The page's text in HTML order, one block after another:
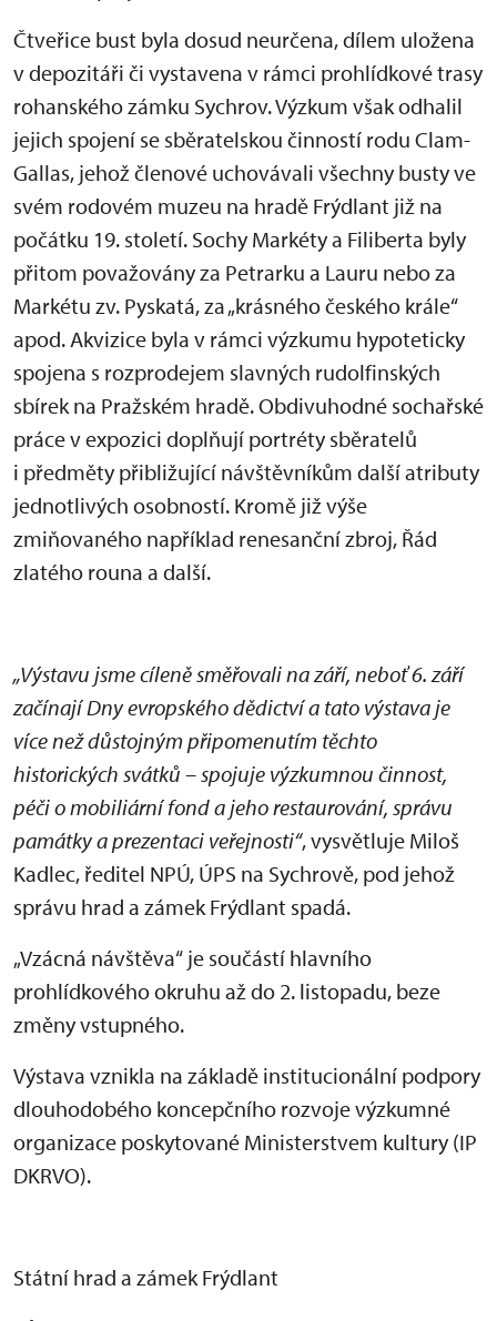
Čtveřice bust byla dosud neurčena, dílem uložena
v depozitáři či vystavena v rámci prohlídkové trasy
rohanského zámku Sychrov. Výzkum však odhalil
jejich spojení se sběratelskou činností rodu Clam-
Gallas, jehož členové uchovávali všechny busty ve
svém rodovém muzeu na hradě Frýdlant již na
počátku 19. století. Sochy Markéty a Filiberta byly
přitom považovány za Petrarku a Lauru nebo za
Markétu zv. Pyskatá, za „krásného českého krále“
apod. Akvizice byla v rámci výzkumu hypoteticky
spojena s rozprodejem slavných rudolfinských
sbírek na Pražském hradě. Obdivuhodné sochařské
práce v expozici doplňují portréty sběratelů
i předměty přibližující návštěvníkům další atributy
jednotlivých osobností. Kromě již výše
zmiňovaného například renesanční zbroj, Řád
zlatého rouna a další.
„Výstavu jsme cíleně směřovali na září, neboť 6. září
začínají Dny evropského dědictví a tato výstava je
více než důstojným připomenutím těchto
historických svátků – spojuje výzkumnou činnost,
péči o mobiliární fond a jeho restaurování, správu
památky a prezentaci veřejnosti“, vysvětluje Miloš
Kadlec, ředitel NPÚ, ÚPS na Sychrově, pod jehož
správu hrad a zámek Frýdlant spadá.
„Vzácná návštěva“ je součástí hlavního
prohlídkového okruhu až do 2. listopadu, beze
změny vstupného.
Výstava vznikla na základě institucionální podpory
dlouhodobého koncepčního rozvoje výzkumné
organizace poskytované Ministerstvem kultury (IP
DKRVO).
Státní hrad a zámek Frýdlant